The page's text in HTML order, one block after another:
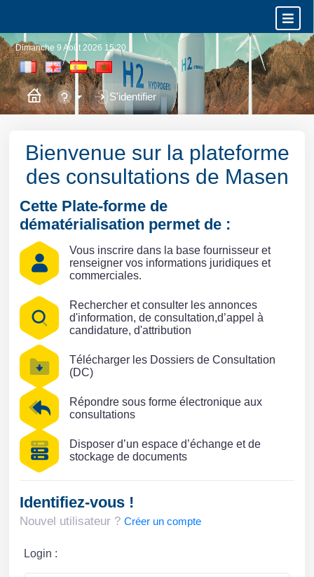
Dimanche 9 Août 2026 15:20
S'identifier
Bienvenue sur la plateforme
des consultations de Masen
Cette Plate-forme de
dématérialisation permet de :
Vous inscrire dans la base fournisseur et
renseigner vos informations juridiques et
commerciales.
Rechercher et consulter les annonces
d'information, de consultation,d’appel à
candidature, d'attribution
Télécharger les Dossiers de Consultation
(DC)
Répondre sous forme électronique aux
consultations
Disposer d’un espace d’échange et de
stockage de documents
Identifiez-vous !
Nouvel utilisateur ?Créer un compte
Login :